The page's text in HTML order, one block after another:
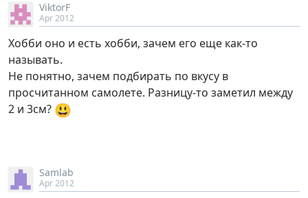
ViktorF
Apr 2012
Хобби оно и есть хобби, зачем его еще как-то
называть.
Не понятно, зачем подбирать по вкусу в
просчитанном самолете. Разницу-то заметил между
2 и 3см? 😃
Samlab
Apr 2012